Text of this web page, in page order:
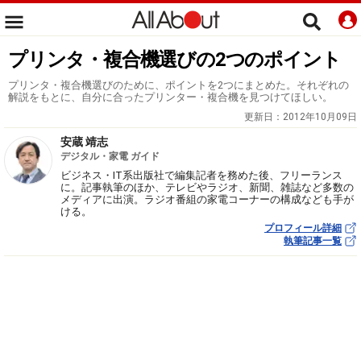
プリンタ・複合機選びの2つのポイント
プリンタ・複合機選びのために、ポイントを2つにまとめた。それぞれの
解説をもとに、自分に合ったプリンター・複合機を見つけてほしい。
更新日： 2012年10月09日
安蔵 靖志
デジタル・家電 ガイド
ビジネス・IT系出版社で編集記者を務めた後、フリーランス
に。記事執筆のほか、テレビやラジオ、新聞、雑誌など多数の
メディアに出演。ラジオ番組の家電コーナーの構成なども手が
ける。
プロフィール詳細
執筆記事一覧